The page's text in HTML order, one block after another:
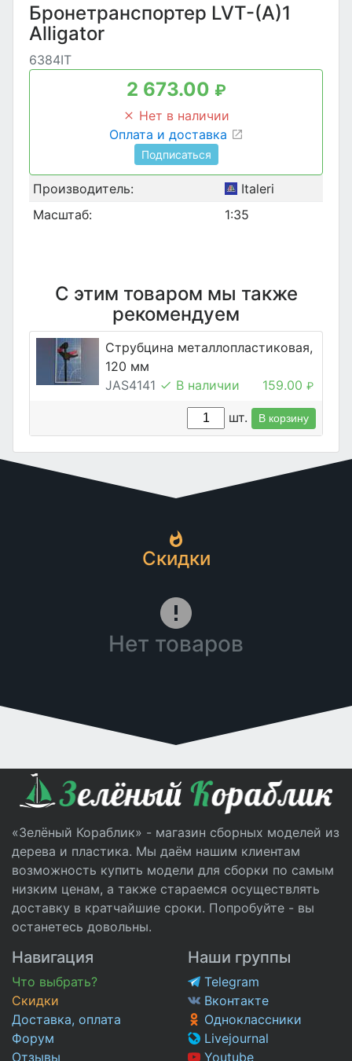
Бронетранспортер LVT-(A)1
Alligator
6384IT
2 673.00 ₽
Нет в наличии
Оплата и доставка
Подписаться
Производитель:
Italeri
Масштаб:
1:35
С этим товаром мы также
рекомендуем
Струбцина металлопластиковая,
120 мм
JAS4141
В наличии 159.00 ₽
шт. В корзину
Скидки
Нет товаров
«Зелёный Кораблик» - магазин сборных моделей из
дерева и пластика. Мы даём нашим клиентам
возможность купить модели для сборки по самым
низким ценам, а также стараемся осуществлять
доставку в кратчайшие сроки. Попробуйте - вы
останетесь довольны.
Навигация
Что выбрать?
Скидки
Доставка, оплата
Форум
Отзывы
Наши группы
Telegram
Вконтакте
Одноклассники
Livejournal
Youtube